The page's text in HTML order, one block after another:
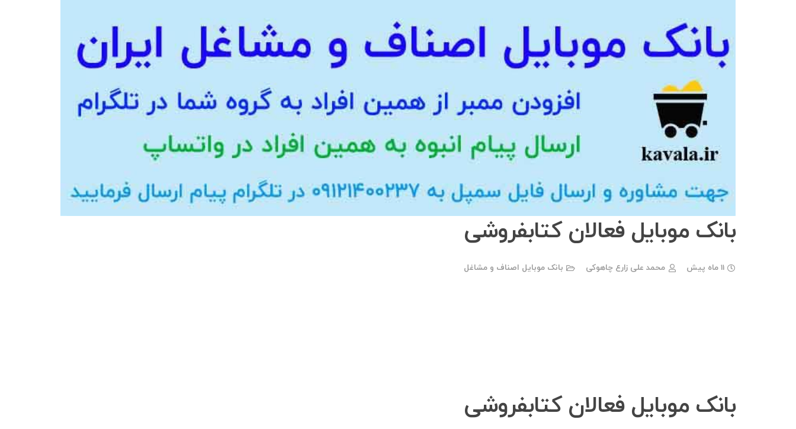
بانک موبایل فعالان کتابفروشی
11 ماه پیش محمد علی زارع چاهوکی بانک موبایل اصناف و مشاغل
بانک موبایل فعالان کتابفروشی